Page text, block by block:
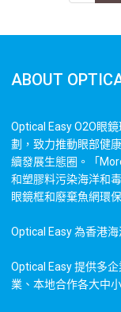
ABOUT
Optical Easy O2O眼
劃，致力推動眼部健
續發展生態圈。「
和塑膠料污染海洋和
眼鏡框和廢棄魚網環
Optical Easy 為香港
Optical Easy 提供多
業、本地合作各大中